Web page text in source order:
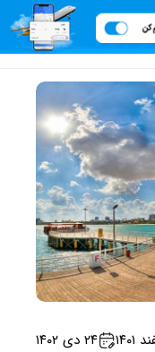
۲۴ دی ۱۴۰۲